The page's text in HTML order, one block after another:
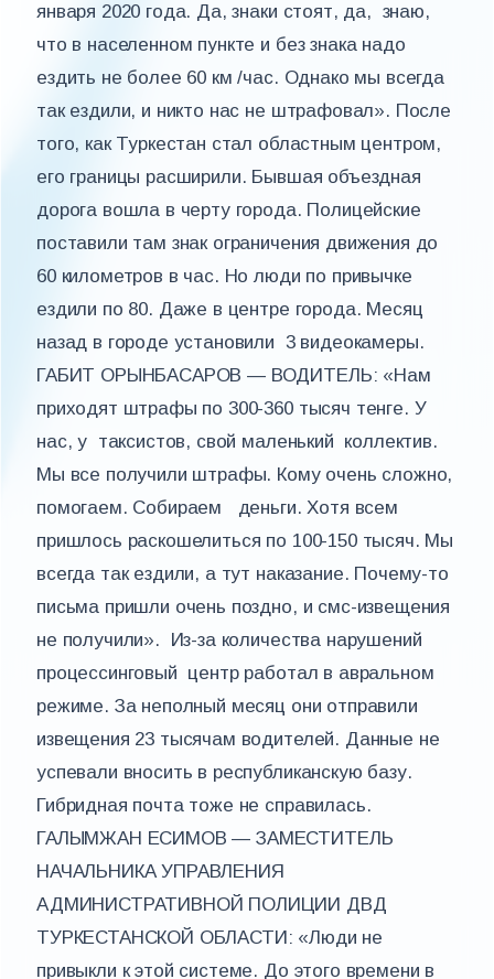
января 2020 года. Да, знаки стоят, да, знаю,
что в населенном пункте и без знака надо
ездить не более 60 км /час. Однако мы всегда
так ездили, и никто нас не штрафовал». После
того, как Туркестан стал областным центром,
его границы расширили. Бывшая объездная
дорога вошла в черту города. Полицейские
поставили там знак ограничения движения до
60 километров в час. Но люди по привычке
ездили по 80. Даже в центре города. Месяц
назад в городе установили 3 видеокамеры.
ГАБИТ ОРЫНБАСАРОВ — ВОДИТЕЛЬ: «Нам
приходят штрафы по 300-360 тысяч тенге. У
нас, у таксистов, свой маленький коллектив.
Мы все получили штрафы. Кому очень сложно,
помогаем. Собираем деньги. Хотя всем
пришлось раскошелиться по 100-150 тысяч. Мы
всегда так ездили, а тут наказание. Почему-то
письма пришли очень поздно, и смс-извещения
не получили». Из-за количества нарушений
процессинговый центр работал в авральном
режиме. За неполный месяц они отправили
извещения 23 тысячам водителей. Данные не
успевали вносить в республиканскую базу.
Гибридная почта тоже не справилась.
ГАЛЫМЖАН ЕСИМОВ — ЗАМЕСТИТЕЛЬ
НАЧАЛЬНИКА УПРАВЛЕНИЯ
АДМИНИСТРАТИВНОЙ ПОЛИЦИИ ДВД
ТУРКЕСТАНСКОЙ ОБЛАСТИ: «Люди не
привыкли к этой системе. До этого времени в